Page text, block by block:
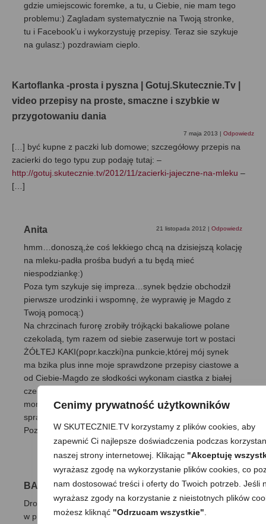
Cenimy prywatność użytkowników
W SKUTECZNIE.TV korzystamy z plików cookies, aby
zapewnić Ci najlepsze doświadczenia podczas
naszej strony internetowej. Klikając "Akceptuję
wyrażasz zgodę na wykorzystanie plików cookies, co
nam dostosować treści i oferty do Twoich potrzeb. Jeśli
wyrażasz zgody na korzystanie z nieistotnych plików
możesz kliknąć "Odrzucam wszystkie"
gdzie umiejscowic foremke, a tu, u Ciebie, nie mam tego
problemu:) Zagladam systematycznie na Twoją stronke,
tu i Facebook’u i wykorzystuję przepisy. Teraz sie szykuje
na gulasz:) pozdrawiam cieplo.
Kartoflanka -prosta i pyszna | Gotuj.Skutecznie.Tv |
video przepisy na proste, smaczne i szybkie w
przygotowaniu dania
7 maja 2013 Odpowiedz
[…] być kupne z paczki lub domowe; szczegółowy przepis na
zacierki do tego typu zup podaję tutaj: –
http://gotuj.skutecznie.tv/2012/11/zacierki-jajeczne-na-mleku –
[…]
Anita 21 listopada 2012 Odpowiedz
hmm…donoszą,że coś lekkiego chcą na dzisiejszą kolację
na mleku-padła prośba budyń a tu będą mieć
niespodziankę:)
Poza tym szykuje się impreza…synek będzie obchodził
pierwsze urodzinki i wspomnę, że wyprawię je Magdo z
Twoją pomocą:)
Na chrzcinach furorę zrobiły trójkącki bakaliowe polane
czekoladą, tym razem od siebie zaserwuje tort w postaci
ŻÓŁTEJ KAKI(popr.kaczki)na punkcie,której mój synek
ma bzika plus inne moje sprawdzone przepisy ciastowe a
od Ciebie-Magdo ze słodkości wykonam ciastka z białej
czekolady z żurawiną i owsiane jeżyki z białą czekoladą i
morelami…coś innego:)Dam znać jak to się
sprawdziło…:)
Pozdrawiam
BASIA 21 listopada 2012 Odpowiedz
Droga pani Magdo…….gdyby nie pani stronka i precyzja
w przygotowywaniu potraw i ciast nigdy ,ale to nigdy bym